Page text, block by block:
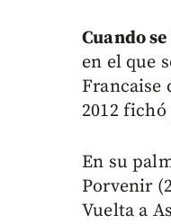
Cuando
en el que
Francaise
2012
En su
Porvenir
Vuelta a